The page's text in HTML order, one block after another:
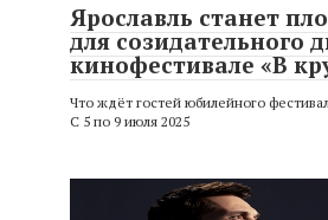
Ярославль станет
для созидательного
кинофестивале «В
Что ждёт гостей юбилейного
С 5 по 9 июля 2025